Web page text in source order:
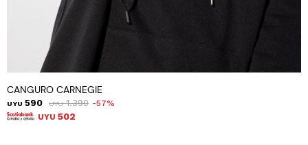
CANGURO CARNEGIE
UYU 590 UYU 1.390 57
UYU 502